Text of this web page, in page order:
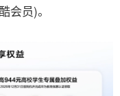
会员)。